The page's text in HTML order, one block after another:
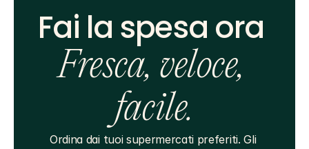
Fai la spesa ora
Fresca, veloce,
facile.
Ordina dai tuoi supermercati preferiti. Gli